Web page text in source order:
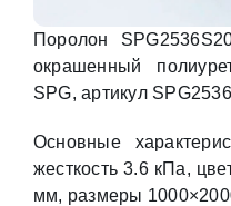
Поролон
окрашенный
SPG, артикул
Основные
жесткость 3.6 кПа,
мм, размеры